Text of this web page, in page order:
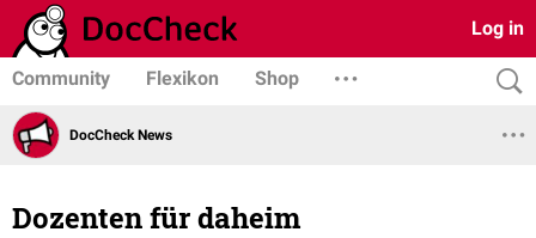
Log in
Community Flexikon Shop
DocCheck News
Dozenten für daheim